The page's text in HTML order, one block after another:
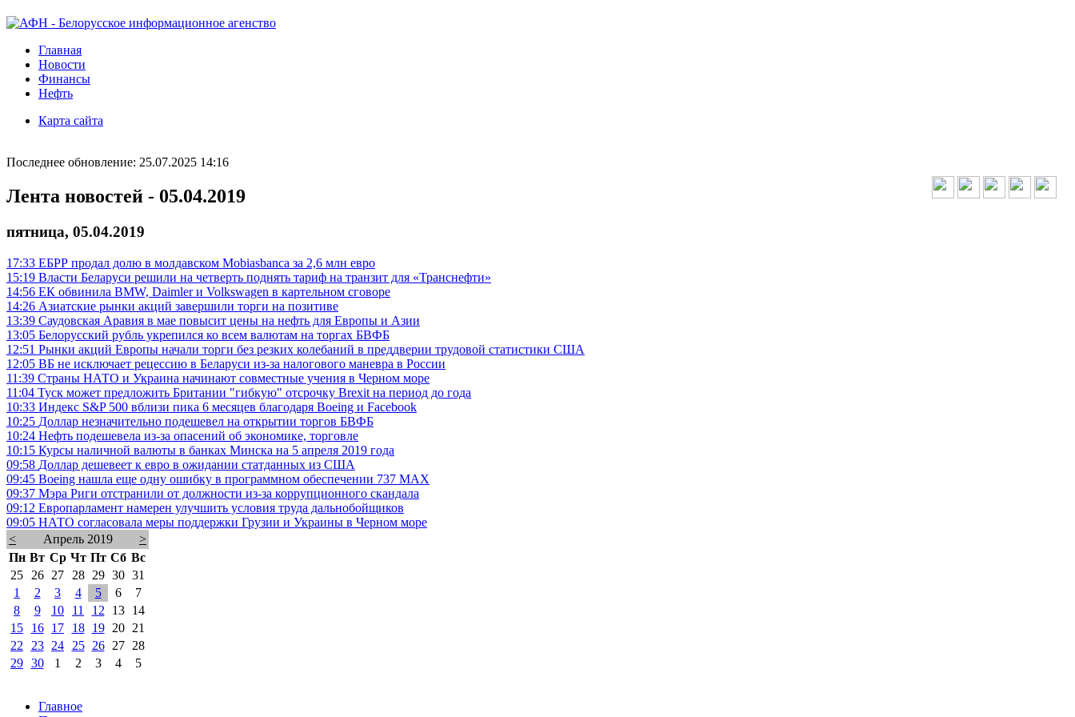
Главная
Новости
Финансы
Нефть
Карта сайта
Последнее обновление: 25.07.2025 14:16
Лента новостей - 05.04.2019
пятница, 05.04.2019
17:33 ЕБРР продал долю в молдавском Mobiasbanca за 2,6 млн евро
15:19 Власти Беларуси решили на четверть поднять тариф на транзит для «Транснефти»
14:56 ЕК обвинила BMW, Daimler и Volkswagen в картельном сговоре
14:26 Азиатские рынки акций завершили торги на позитиве
13:39 Саудовская Аравия в мае повысит цены на нефть для Европы и Азии
13:05 Белорусский рубль укрепился ко всем валютам на торгах БВФБ
12:51 Рынки акций Европы начали торги без резких колебаний в преддверии трудовой статистики США
12:05 ВБ не исключает рецессию в Беларуси из-за налогового маневра в России
11:39 Страны НАТО и Украина начинают совместные учения в Черном море
11:04 Туск может предложить Британии "гибкую" отсрочку Brexit на период до года
10:33 Индекс S&P 500 вблизи пика 6 месяцев благодаря Boeing и Facebook
10:25 Доллар незначительно подешевел на открытии торгов БВФБ
10:24 Нефть подешевела из-за опасений об экономике, торговле
10:15 Курсы наличной валюты в банках Минска на 5 апреля 2019 года
09:58 Доллар дешевеет к евро в ожидании статданных из США
09:45 Boeing нашла еще одну ошибку в программном обеспечении 737 MAX
09:37 Мэра Риги отстранили от должности из-за коррупционного скандала
09:12 Европарламент намерен улучшить условия труда дальнобойщиков
09:05 НАТО согласовала меры поддержки Грузии и Украины в Черном море
<
Апрель 2019
>
Пн Вт Ср Чт Пт Сб Вс
25
26 27 28 29 30 31
1
2 3 4 5 6
7
8
9 10 11 12 13
14
15
16 17 18 19 20
21
22
23 24 25 26 27
28
29 30 1 2 3 4 5
Главное